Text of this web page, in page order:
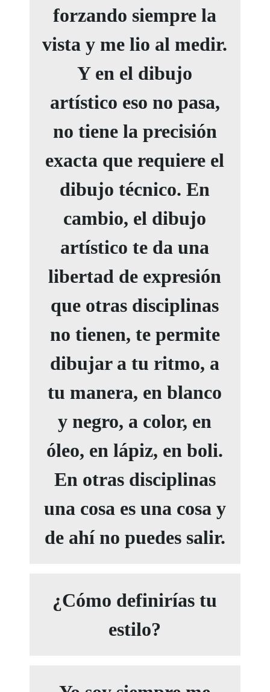
forzando siempre la
vista y me lio al medir.
Y en el dibujo
artístico eso no pasa,
no tiene la precisión
exacta que requiere el
dibujo técnico. En
cambio, el dibujo
artístico te da una
libertad de expresión
que otras disciplinas
no tienen, te permite
dibujar a tu ritmo, a
tu manera, en blanco
y negro, a color, en
óleo, en lápiz, en boli.
En otras disciplinas
una cosa es una cosa y
de ahí no puedes salir.
¿Cómo definirías tu
estilo?